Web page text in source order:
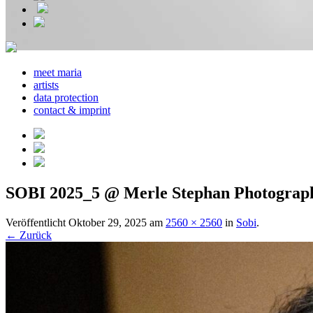
meet maria
artists
data protection
contact & imprint
SOBI 2025_5 @ Merle Stephan
Veröffentlicht Oktober 29, 2025 am 2560 × 2560 in Sobi.
← Zurück